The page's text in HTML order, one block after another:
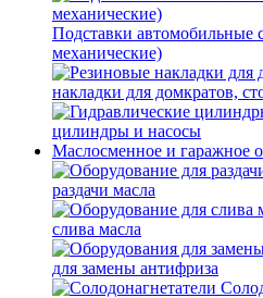
Подставки автомобильные
механические)
накладки для домкратов,
цилиндры и насосы
Маслосменное и гаражное
раздачи масла
слива масла
для замены антифриза